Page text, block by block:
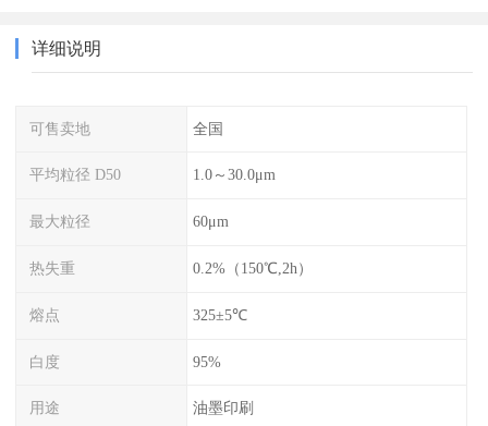
详细说明
可售卖地 全国
平均粒径 D50 1.0～30.0μm
最大粒径 60μm
热失重 0.2%（150℃,2h）
熔点 325±5℃
白度 95%
用途 油墨印刷